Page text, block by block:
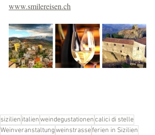
www.smilereisen.ch
sizilien italienweindegustationencalici di stelle
Weinveranstaltungweinstrasseferien in Sizilien